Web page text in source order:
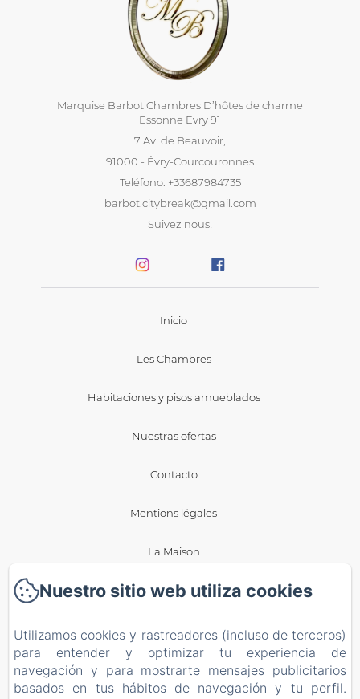
Marquise Barbot Chambres D’hôtes de charme
Essonne Evry 91
7 Av. de Beauvoir,
91000 - Évry-Courcouronnes
Teléfono: +33687984735
barbot.citybreak@gmail.com
Suivez nous!
Inicio
Les Chambres
Habitaciones y pisos amueblados
Nuestras ofertas
Contacto
Mentions légales
La Maison
Blog
Política de privacidad
Información legal
Nuestro sitio web utiliza cookies
Utilizamos cookies y rastreadores (incluso de terceros)
para entender y optimizar tu experiencia de
navegación y para mostrarte mensajes publicitarios
basados en tus hábitos de navegación y tu perfil.